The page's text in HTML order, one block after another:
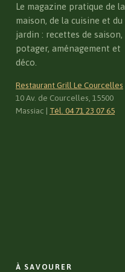
Le magazine pratique de la
maison, de la cuisine et du
jardin : recettes de saison,
potager, aménagement et
déco.
Restaurant Grill Le Courcelles
10 Av. de Courcelles, 15500
Massiac | Tél. 04 71 23 07 65
À SAVOURER